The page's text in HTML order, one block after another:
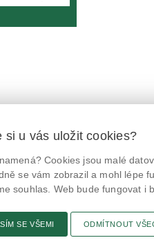
@potravinynapranyri @NaPranyri
@SZPIjobs
si u vás uložit cookies?
Cookies jsou malé
se vám zobrazil a mohl lépe
souhlas. Web bude fungovat i
SE VŠEMI ODMÍTNOUT